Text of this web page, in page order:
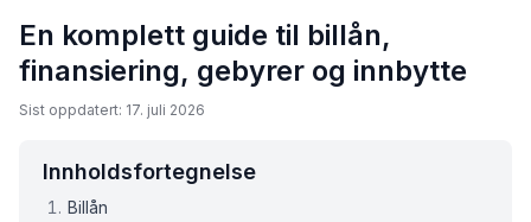
En komplett guide til billån,
finansiering, gebyrer og innbytte
Sist oppdatert: 17. juli 2026
Innholdsfortegnelse
Billån